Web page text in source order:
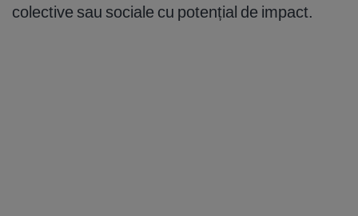
colective sau sociale cu potențial de impact.